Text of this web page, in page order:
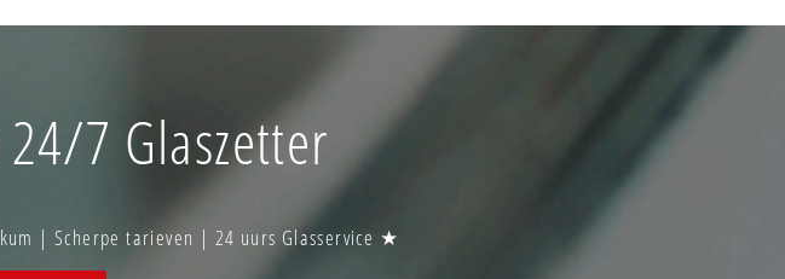
7 Glaszetter
| Scherpe tarieven | 24 uurs Glasservice ★